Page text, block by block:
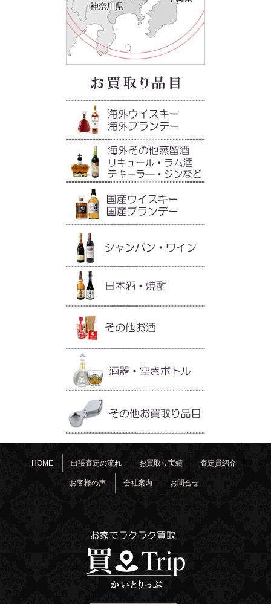
HOME 出張査定の流れ お買取り実績 査定員紹介
お客様の声 会社案内 お問合せ